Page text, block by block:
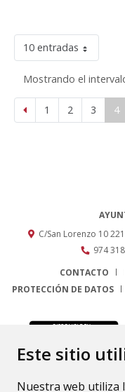
Este sitio
Nuestra web utiliza
10 entradas
Mostrando el
1 2 3 4
C/San Lorenzo 10
974
CONTACTO
PROTECCIÓN DE DATOS